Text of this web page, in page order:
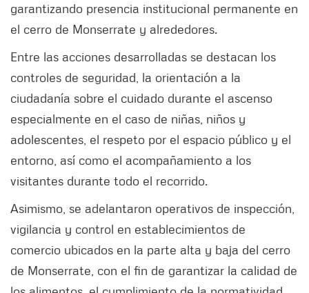
garantizando presencia institucional permanente en
el cerro de Monserrate y alrededores.
Entre las acciones desarrolladas se destacan los
controles de seguridad, la orientación a la
ciudadanía sobre el cuidado durante el ascenso
especialmente en el caso de niñas, niños y
adolescentes, el respeto por el espacio público y el
entorno, así como el acompañamiento a los
visitantes durante todo el recorrido.
Asimismo, se adelantaron operativos de inspección,
vigilancia y control en establecimientos de
comercio ubicados en la parte alta y baja del cerro
de Monserrate, con el fin de garantizar la calidad de